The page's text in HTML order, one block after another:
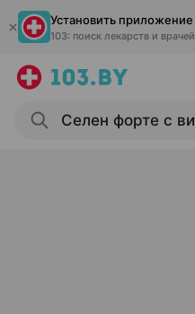
Установить приложение
103: поиск лекарств и врачей